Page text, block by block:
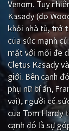
Giật gân
Bí ẩn
Viễn Tây
GameShow
QUỐC GIA
Âu - Mỹ
Venom. Tuy
Kasady (do
khỏi nhà tù, trở
của sức mạnh
mặt với mối đe
Cletus Kasady
giới. Bên cạnh
phụ nữ bí ẩn,
vai), người có
của Tom Hardy
cạnh đó là sự